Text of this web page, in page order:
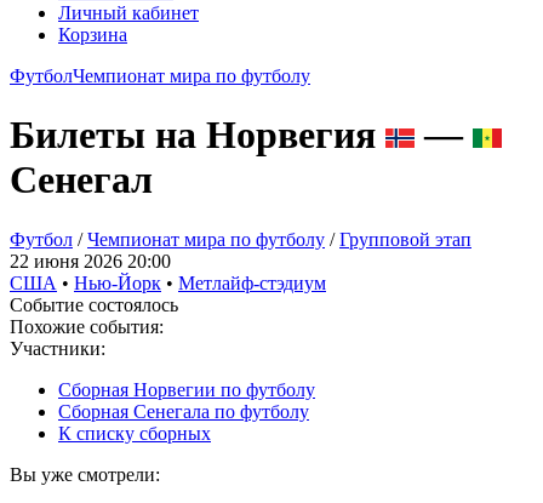
Личный кабинет
Корзина
ФутболЧемпионат мира по футболу
Билеты на Норвегия
—
Сенегал
Футбол /Чемпионат мира по футболу /Групповой этап
22 июня 2026 20:00
США • Нью-Йорк • Метлайф-стэдиум
Событие состоялось
Похожие события:
Участники:
Сборная Норвегии по футболу
Сборная Сенегала по футболу
К списку сборных
Вы уже смотрели: